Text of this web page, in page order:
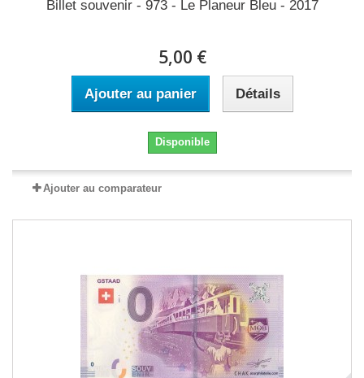
Billet souvenir - 973 - Le Planeur Bleu - 2017
5,00 €
Ajouter au panier Détails
Disponible
Ajouter au comparateur